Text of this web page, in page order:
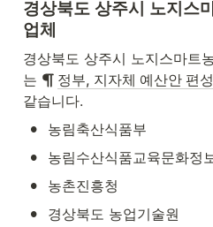
경상북도 상주시 노지스
업체
경상북도 상주시 노지스마트
는
정부, 지자체 예산안 편
같습니다.
• 농림축산식품부
• 농림수산식품교육문화정
• 농촌진흥청
• 경상북도 농업기술원